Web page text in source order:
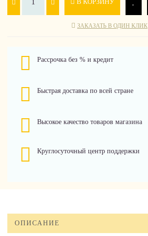
В КОРЗИНУ
ЗАКАЗАТЬ В ОДИН КЛИК
Рассрочка без % и кредит
Быстрая доставка по всей стране
Высокое качество товаров магазина
Круглосуточный центр поддержки
ОПИСАНИЕ